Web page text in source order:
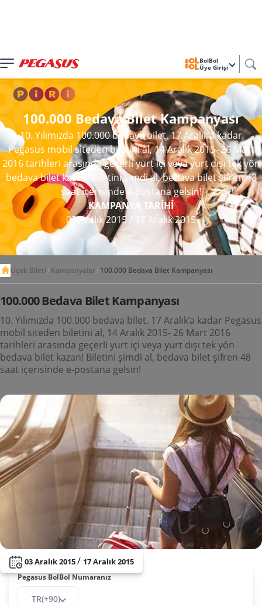
BolBol
Üye Girişi
100.000 Bedava Bilet Kampanyası
10. Yılımızda 100.000 bedava bilet. 17 Aralık’a kadar
Pegasus mobil siteden biletini al, 14 Aralık 2015- 26 Mart
2016 tarihleri arasında geçerli yurt içi veya yurt dışı tek yön
bedava bilet kazan! Biletini şimdi al, bedava bilet şifren 48
saat içerisinde e-postana gelsin!
KAMPANYA TARİHİ
03 Aralık 2015 / 17 Aralık 2015
Uçak Bileti Kampanyalar 100.000 Bedava Bilet Kampanyası
100.000 Bedava Bilet Kampanyası
10. Yılımızda 100.000 bedava bilet. 17 Aralık’a kadar Pegasus
mobil siteden biletini al, 14 Aralık 2015- 26 Mart 2016
tarihleri arasında geçerli yurt içi veya yurt dışı tek yön
bedava bilet kazan! Biletini şimdi al, bedava bilet şifren 48
saat içerisinde e-postana gelsin!
03 Aralık 2015/ 17 Aralık 2015
Pegasus BolBol Numaranız
TR(+90)